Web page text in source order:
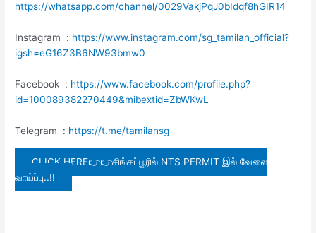
https://whatsapp.com/channel/0029VakjPqJ0bIdqf8hGIR14
Instagram : https://www.instagram.com/sg_tamilan_official?
igsh=eG16Z3B6NW93bmw0
Facebook : https://www.facebook.com/profile.php?
id=100089382270449&mibextid=ZbWKwL
Telegram : https://t.me/tamilansg
CLICK HERE👉👉சிங்கப்பூரில் NTS PERMIT இல் வேலை
வாய்ப்பு..!!